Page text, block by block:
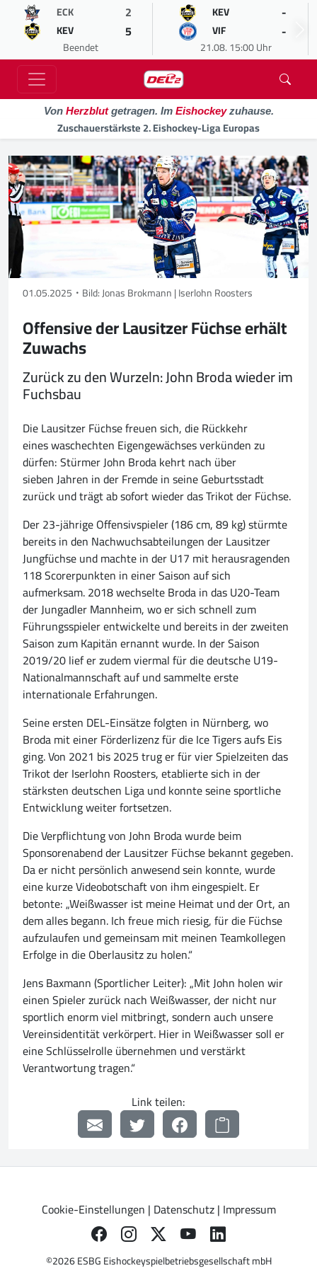
ECK 2
KEV 5
Beendet
KEV -
VIF -
21.08. 15:00 Uhr
Von Herzblutgetragen. Im Eishockeyzuhause.
Zuschauerstärkste 2. Eishockey-Liga Europas
01.05.2025 Bild: Jonas Brokmann | Iserlohn Roosters
Offensive der Lausitzer Füchse erhält
Zuwachs
Zurück zu den Wurzeln: John Broda wieder im
Fuchsbau
Die Lausitzer Füchse freuen sich, die Rückkehr
eines waschechten Eigengewächses verkünden zu
dürfen: Stürmer John Broda kehrt nach über
sieben Jahren in der Fremde in seine Geburtsstadt
zurück und trägt ab sofort wieder das Trikot der Füchse.
Der 23-jährige Offensivspieler (186 cm, 89 kg) stürmte
bereits in den Nachwuchsabteilungen der Lausitzer
Jungfüchse und machte in der U17 mit herausragenden
118 Scorerpunkten in einer Saison auf sich
aufmerksam. 2018 wechselte Broda in das U20-Team
der Jungadler Mannheim, wo er sich schnell zum
Führungsspieler entwickelte und bereits in der zweiten
Saison zum Kapitän ernannt wurde. In der Saison
2019/20 lief er zudem viermal für die deutsche U19-
Nationalmannschaft auf und sammelte erste
internationale Erfahrungen.
Seine ersten DEL-Einsätze folgten in Nürnberg, wo
Broda mit einer Förderlizenz für die Ice Tigers aufs Eis
ging. Von 2021 bis 2025 trug er für vier Spielzeiten das
Trikot der Iserlohn Roosters, etablierte sich in der
stärksten deutschen Liga und konnte seine sportliche
Entwicklung weiter fortsetzen.
Die Verpflichtung von John Broda wurde beim
Sponsorenabend der Lausitzer Füchse bekannt gegeben.
Da er nicht persönlich anwesend sein konnte, wurde
eine kurze Videobotschaft von ihm eingespielt. Er
betonte: „Weißwasser ist meine Heimat und der Ort, an
dem alles begann. Ich freue mich riesig, für die Füchse
aufzulaufen und gemeinsam mit meinen Teamkollegen
Erfolge in die Oberlausitz zu holen.“
Jens Baxmann (Sportlicher Leiter): „Mit John holen wir
einen Spieler zurück nach Weißwasser, der nicht nur
sportlich enorm viel mitbringt, sondern auch unsere
Vereinsidentität verkörpert. Hier in Weißwasser soll er
eine Schlüsselrolle übernehmen und verstärkt
Verantwortung tragen.“
Link teilen:
Cookie-Einstellungen | Datenschutz| Impressum
©2026 ESBG Eishockeyspielbetriebsgesellschaft mbH